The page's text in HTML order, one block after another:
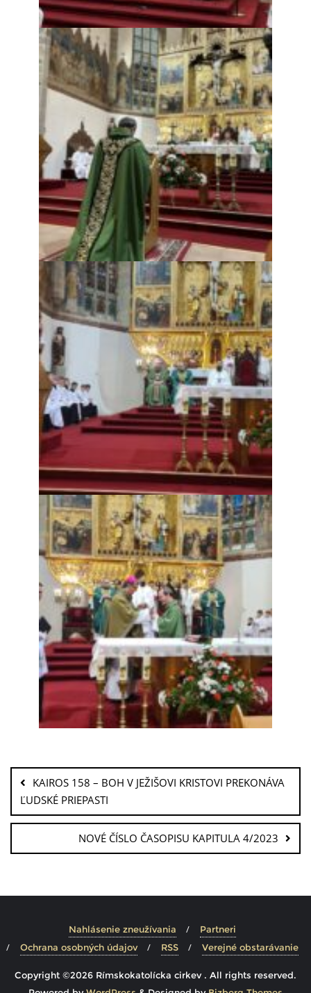
KAIROS 158 – BOH V JEŽIŠOVI KRISTOVI PREKONÁVA
ĽUDSKÉ PRIEPASTI
NOVÉ ČÍSLO ČASOPISU KAPITULA 4/2023
Nahlásenie zneužívania
Partneri
Ochrana osobných údajov
RSS Verejné obstarávanie
Copyright ©2026 Rímskokatolícka cirkev . All rights reserved.